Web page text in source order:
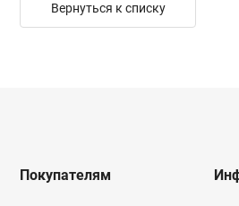
Вернуться к списку
Покупателям